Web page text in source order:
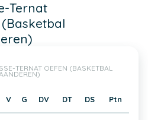
Ternat
(Basketbal
TERNAT OEFEN (BASKETBAL
V G DV DT DS Ptn